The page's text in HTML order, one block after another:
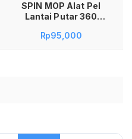
SPIN MOP Alat Pel
Lantai Putar 360
Rp95,000